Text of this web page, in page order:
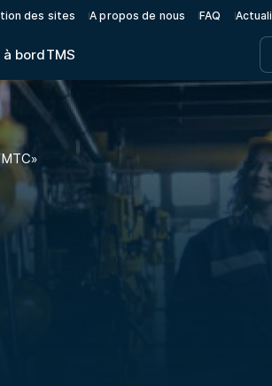
des sites A propos de nous FAQ
bordTMS
»